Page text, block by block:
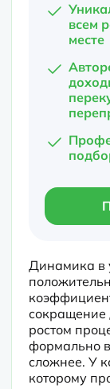
всем
месте
Динамика в
сокращение
ростом
формально
сложнее. У
которому